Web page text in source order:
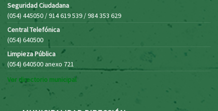
Seguridad Ciudadana
(054) 445050 / 914 619 539 / 984 353 629
Central Telefónica
(054) 640500
Limpieza Pública
(054) 640500 anexo 721
Ver directorio municipal